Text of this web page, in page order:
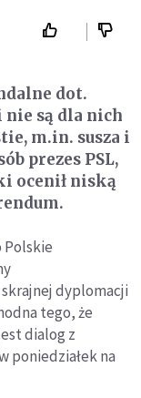
dot.
są dla nich
m.in. susza i
prezes PSL,
ocenił niską
Polskie
dyplomacji
tego, że
dialog z
poniedziałek na